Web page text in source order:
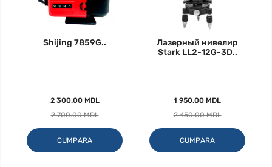
Shijing 7859G..
2 300.00 MDL
2 700.00 MDL
CUMPARA
Лазерный нивелир
Stark LL2-12G-3D..
1 950.00 MDL
2 450.00 MDL
CUMPARA